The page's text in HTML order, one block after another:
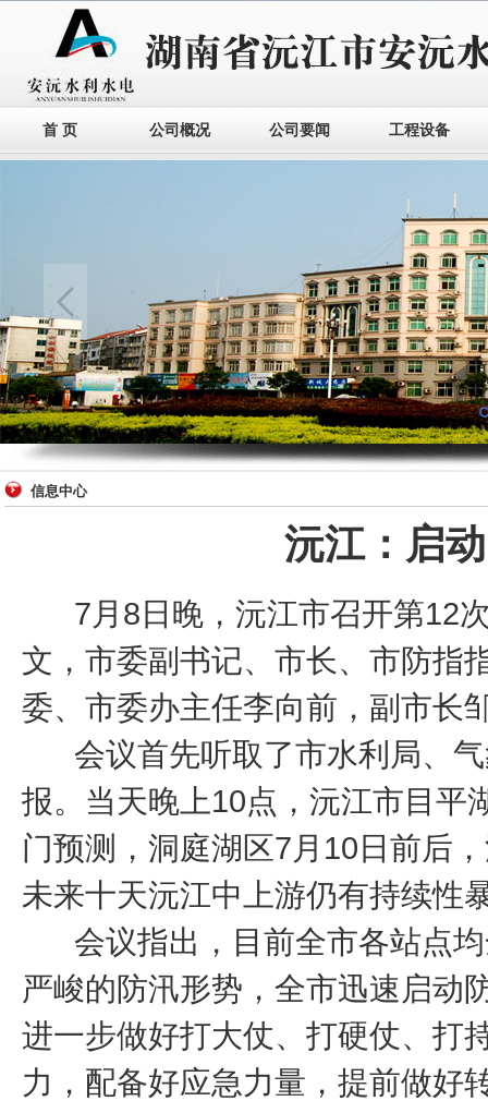
首 页 公司概况 公司要闻 工程设备
1
信息中心
沅江：启
7月8日晚，沅江市召开第12
文，市委副书记、市长、市防指
委、市委办主任李向前，副市长
会议首先听取了市水利局、气
报。当天晚上10点，沅江市目平
门预测，洞庭湖区7月10日前后
未来十天沅江中上游仍有持续性
会议指出，目前全市各站点均
严峻的防汛形势，全市迅速启动
进一步做好打大仗、打硬仗、打
力，配备好应急力量，提前做好